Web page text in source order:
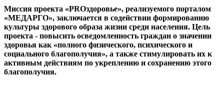
Миссия проекта «PROздоровье», реализуемого порталом
«МЕДАРГО», заключается в содействии формированию
культуры здорового образа жизни среди населения. Цель
проекта - повысить осведомленность граждан о значении
здоровья как «полного физического, психического и
социального благополучия», а также стимулировать их к
активным действиям по укреплению и сохранению этого
благополучия.